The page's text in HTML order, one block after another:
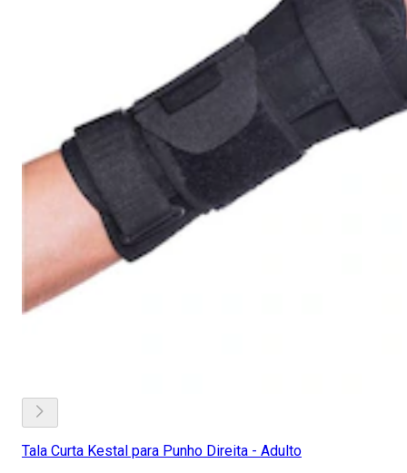
Tala Curta Kestal para Punho Direita - Adulto